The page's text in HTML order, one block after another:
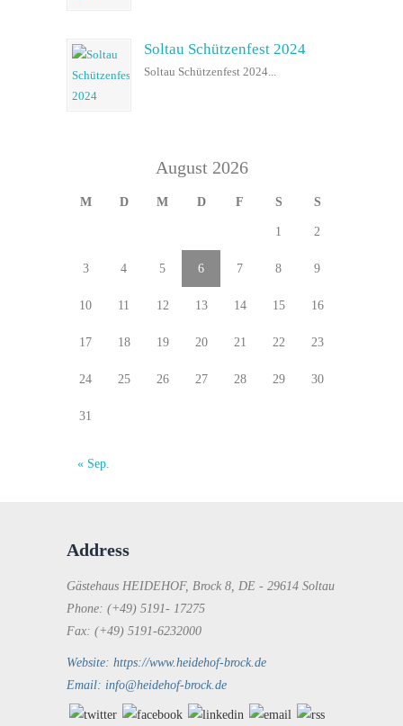
Soltau Schützenfest 2024
Soltau Schützenfest 2024...
August 2026
M D M D F S S
1 2
3 4 5 6 7 8 9
10 11 12 13 14 15 16
17 18 19 20 21 22 23
24 25 26 27 28 29 30
31
« Sep.
Address
Gästehaus HEIDEHOF, Brock 8, DE - 29614 Soltau
Phone: (+49) 5191- 17275
Fax: (+49) 5191-6232000
Website: https://www.heidehof-brock.de
Email: info@heidehof-brock.de